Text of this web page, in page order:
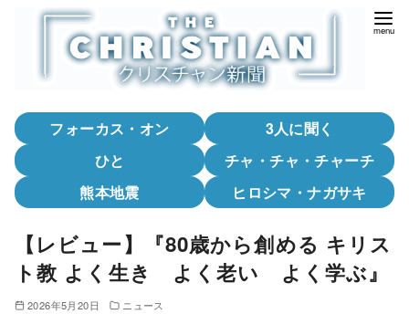
フォーカス・オン
3人に聞く
ひと
チャ・チャ・チャーチ
熊本地震
ヒロシマ・ナガサキ
【レビュー】『80歳から創める キリス
ト教 よく生き よく老い よく学ぶ』
2026年5月20日 ニュース